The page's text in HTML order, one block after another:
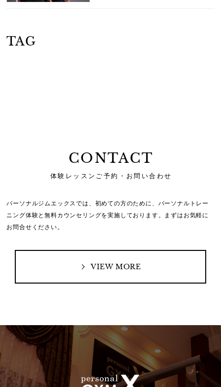
TAG
CONTACT
体験レッスンご予約・お問い合わせ
パーソナルジムエックスでは、初めての方のために、 パーソナルトレー
ニング体験と無料カウンセリングを実施しております。
まずはお気軽に
お問合せください。
VIEW MORE